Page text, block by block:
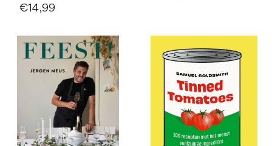
€14,99